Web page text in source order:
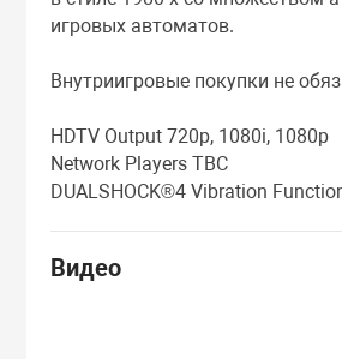
игровых автоматов.
Внутриигровые покупки не
HDTV Output 720p, 1080i, 1080p
Network Players TBC
DUALSHOCK®4 Vibration
Видео